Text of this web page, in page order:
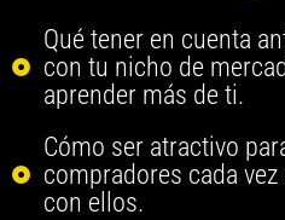
Qué tener en cuenta
con tu nicho de
aprender más de ti.
Cómo ser atractivo
compradores cada
con ellos.